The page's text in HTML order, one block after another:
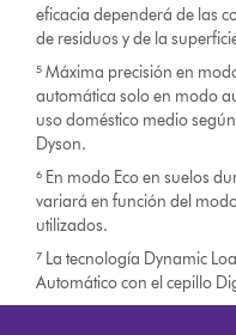
eficacia dependerá de las
de residuos y de la
⁵ Máxima precisión en
automática solo en modo
uso doméstico medio
Dyson.
⁶ En modo Eco en suelos
variará en función del
utilizados.
⁷ La tecnología Dynamic
Automático con el cepillo